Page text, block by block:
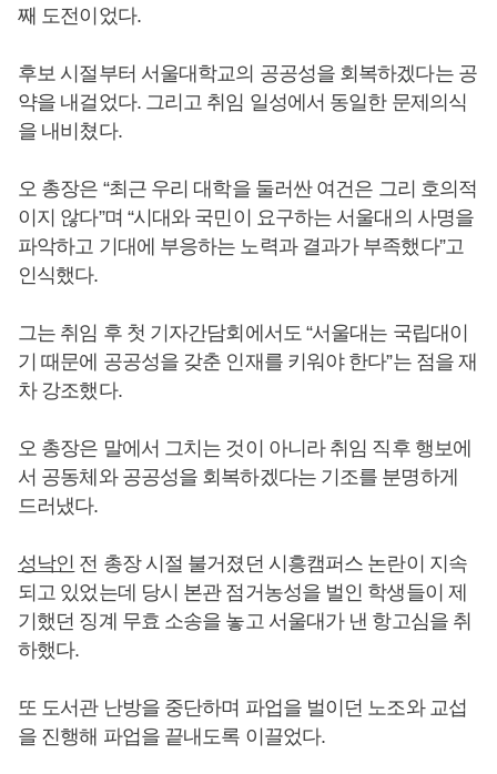
째 도전이었다.
후보 시절부터 서울대학교의 공공성을 회복하겠다는 공
약을 내걸었다. 그리고 취임 일성에서 동일한 문제의식
을 내비쳤다.
오 총장은 “최근 우리 대학을 둘러싼 여건은 그리 호의적
이지 않다”며 “시대와 국민이 요구하는 서울대의 사명을
파악하고 기대에 부응하는 노력과 결과가 부족했다”고
인식했다.
그는 취임 후 첫 기자간담회에서도 “서울대는 국립대이
기 때문에 공공성을 갖춘 인재를 키워야 한다”는 점을 재
차 강조했다.
오 총장은 말에서 그치는 것이 아니라 취임 직후 행보에
서 공동체와 공공성을 회복하겠다는 기조를 분명하게
드러냈다.
성낙인 전 총장 시절 불거졌던 시흥캠퍼스 논란이 지속
되고 있었는데 당시 본관 점거농성을 벌인 학생들이 제
기했던 징계 무효 소송을 놓고 서울대가 낸 항고심을 취
하했다.
또 도서관 난방을 중단하며 파업을 벌이던 노조와 교섭
을 진행해 파업을 끝내도록 이끌었다.